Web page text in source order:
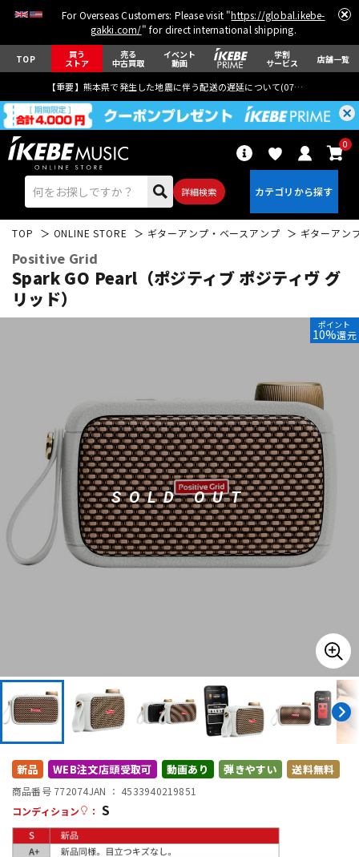
For Overseas Customers: Please visit "https://global.ikebe-
gakki.com/" for direct international shipping.
TOP 買う
ストア
売る
中古買取
イベント
動画
学割
サービス 店舗一覧
【重要】熊本県で発生した地震に伴う配送の遅延について(07月29日
詳細検索
0
ウクレレ
ドラム パーカッション
キーボード 電子ピアノ
管楽器 その他楽器
DTM オンライン納品 レコーディング機器
配信/ライブ機器
中古 ヴィンテージ
TOP ONLINE STORE ギターアンプ・ベースアンプ ギターアン
Positive Grid
Spark GO Pearl（ポジティブ ポジティヴ グ
リッド）
SOLD OUT
ポイント
10%還元
新品 WEB注文店頭受取可 動画あり 弾きやすい 送料無料
商品番号 772074JAN ： 4533940219851
コンディション
： S